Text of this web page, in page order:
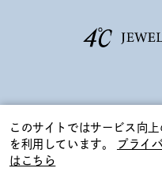
このサイトではサービス向
を利用しています。
プライ
はこちら